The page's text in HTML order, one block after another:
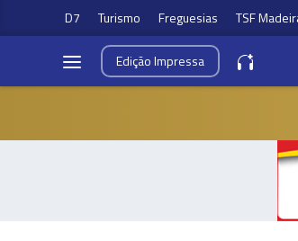
D7 Turismo Freguesias TSF
EdiçãoImpressa